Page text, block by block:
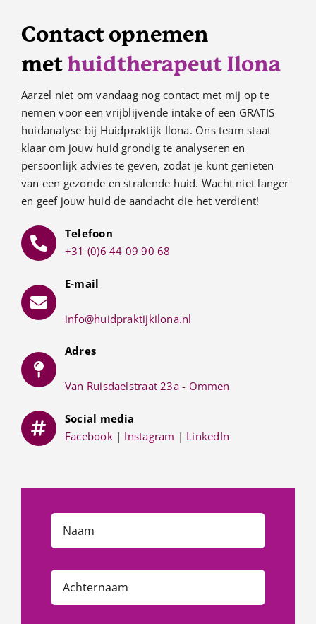
Contact opnemen
methuidtherapeut Ilona
Aarzel niet om vandaag nog contact met mij op te
nemen voor een vrijblijvende intake of een GRATIS
huidanalyse bij Huidpraktijk Ilona. Ons team staat
klaar om jouw huid grondig te analyseren en
persoonlijk advies te geven, zodat je kunt genieten
van een gezonde en stralende huid. Wacht niet langer
en geef jouw huid de aandacht die het verdient!
Telefoon
+31 (0)6 44 09 90 68
E-mail
info@huidpraktijkilona.nl
Adres
Van Ruisdaelstraat 23a - Ommen
Social media
Facebook| Instagram | LinkedIn